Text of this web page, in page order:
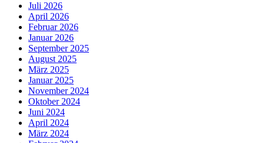
Juli 2026
April 2026
Februar 2026
Januar 2026
September 2025
August 2025
März 2025
Januar 2025
November 2024
Oktober 2024
Juni 2024
April 2024
März 2024